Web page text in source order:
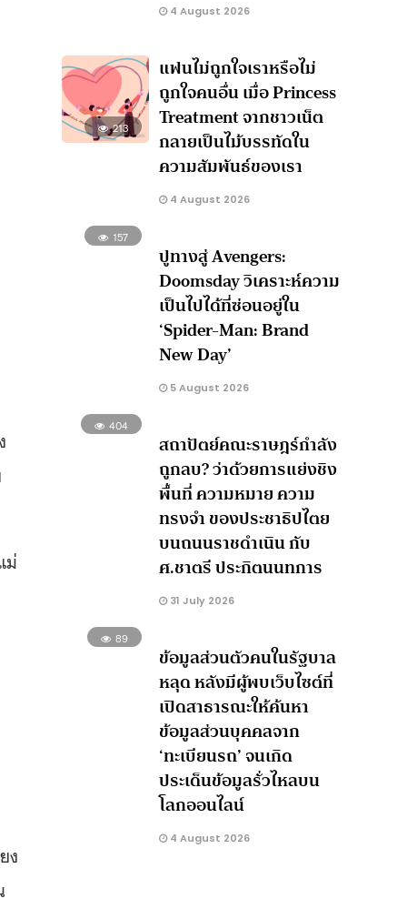
ม่
ง
4 August 2026
213
แฟนไม่ถูกใจเราหรือไม่
ถูกใจคนอื่น เมื่อ Princess
Treatment จากชาวเน็ต
กลายเป็นไม้บรรทัดใน
ความสัมพันธ์ของเรา
4 August 2026
157
ปูทางสู่ Avengers:
Doomsday วิเคราะห์ความ
เป็นไปได้ที่ซ่อนอยู่ใน
‘Spider-Man: Brand
New Day’
5 August 2026
404
สถาปัตย์คณะราษฎร์กำลัง
ถูกลบ? ว่าด้วยการแย่งชิง
พื้นที่ ความหมาย ความ
ทรงจำ ของประชาธิปไตย
บนถนนราชดำเนิน กับ
ศ.ชาตรี ประกิตนนทการ
31 July 2026
89
ข้อมูลส่วนตัวคนในรัฐบาล
หลุด หลังมีผู้พบเว็บไซต์ที่
เปิดสาธารณะให้ค้นหา
ข้อมูลส่วนบุคคลจาก
‘ทะเบียนรถ’ จนเกิด
ประเด็นข้อมูลรั่วไหลบน
โลกออนไลน์
4 August 2026